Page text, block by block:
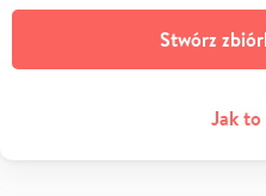
Stwórz
Jak to